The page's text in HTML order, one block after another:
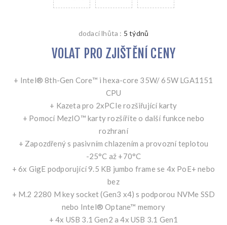
dodací lhůta : 5 týdnů
VOLAT PRO ZJIŠTĚNÍ CENY
+ Intel® 8th-Gen Core™ i hexa-core 35W/ 65W LGA1151
CPU
+ Kazeta pro 2xPCIe rozšiřující karty
+ Pomocí MezIO™ karty rozšíříte o další funkce nebo
rozhraní
+ Zapozdřený s pasivním chlazením a provozní teplotou
-25°C až +70°C
+ 6x GigE podporující 9.5 KB jumbo frame se 4x PoE+ nebo
bez
+ M.2 2280 M key socket (Gen3 x4) s podporou NVMe SSD
nebo Intel® Optane™ memory
+ 4x USB 3.1 Gen2 a 4x USB 3.1 Gen1